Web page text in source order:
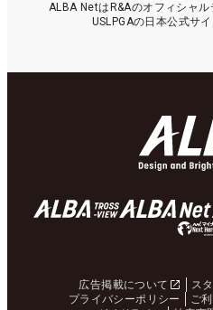
ALBA NetはR&Aのオフィシャ
USLPGAの日本公式サ
広告掲載について ス
プライバシーポリシー
ご